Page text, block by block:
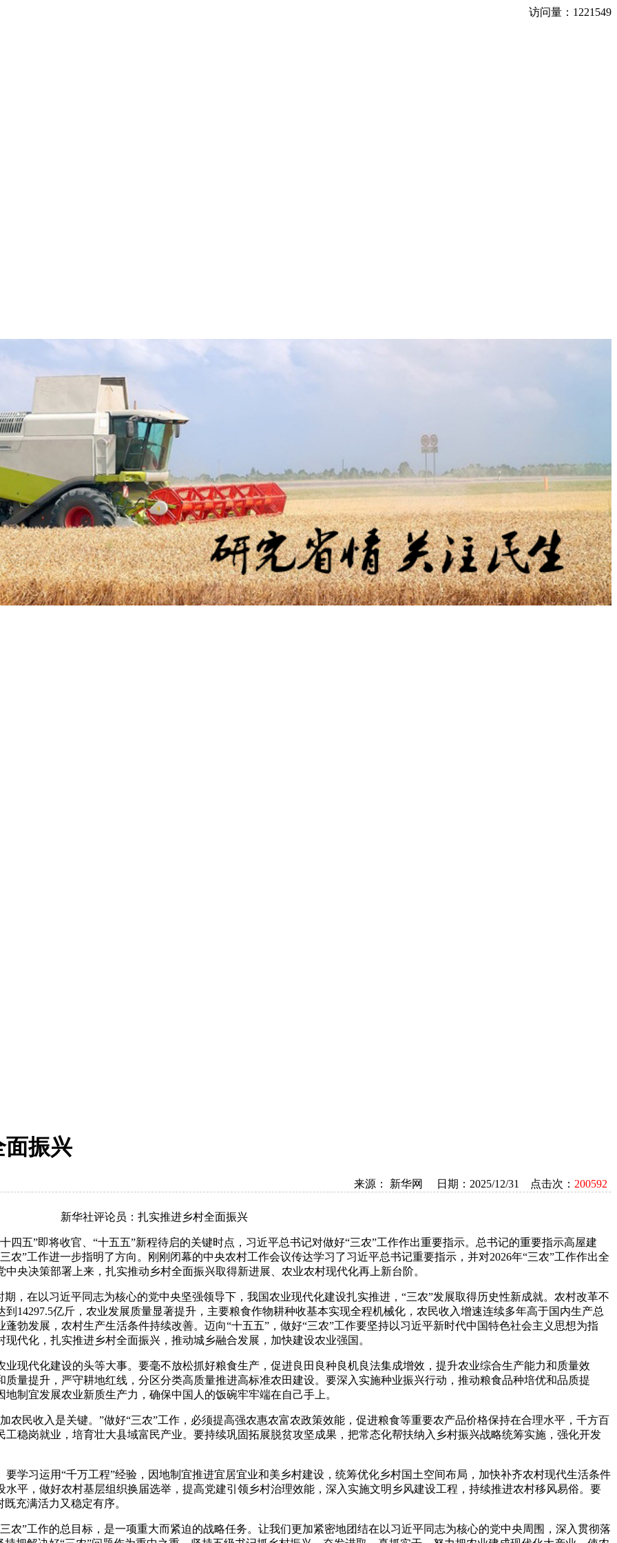
访问量： 1221549
面振兴
来源： 新华网 日期：2025/12/31 点击次： 200592
新华社评论员：扎实推进乡村全面振兴
五”即将收官、“十五五”新程待启的关键时点，习近平总书记对做好“三农”工作作出重要指示。总书记的重要指示高屋建
农”工作进一步指明了方向。刚刚闭幕的中央农村工作会议传达学习了习近平总书记重要指示，并对2026年“三农”工作作出全
央决策部署上来，扎实推动乡村全面振兴取得新进展、农业农村现代化再上新台阶。
在以习近平同志为核心的党中央坚强领导下，我国农业现代化建设扎实推进，“三农”发展取得历史性新成就。农村改革不
14297.5亿斤，农业发展质量显著提升，主要粮食作物耕种收基本实现全程机械化，农民收入增速连续多年高于国内生产总
勃发展，农村生产生活条件持续改善。迈向“十五五”，做好“三农”工作要坚持以习近平新时代中国特色社会主义思想为指
代化，扎实推进乡村全面振兴，推动城乡融合发展，加快建设农业强国。
代化建设的头等大事。要毫不放松抓好粮食生产，促进良田良种良机良法集成增效，提升农业综合生产能力和质量效
量提升，严守耕地红线，分区分类高质量推进高标准农田建设。要深入实施种业振兴行动，推动粮食品种培优和品质提
制宜发展农业新质生产力，确保中国人的饭碗牢牢端在自己手上。
收入是关键。”做好“三农”工作，必须提高强农惠农富农政策效能，促进粮食等重要农产品价格保持在合理水平，千方百
稳岗就业，培育壮大县域富民产业。要持续巩固拓展脱贫攻坚成果，把常态化帮扶纳入乡村振兴战略统筹实施，强化开发
习运用“千万工程”经验，因地制宜推进宜居宜业和美乡村建设，统筹优化乡村国土空间布局，加快补齐农村现代生活条件
平，做好农村基层组织换届选举，提高党建引领乡村治理效能，深入实施文明乡风建设工程，持续推进农村移风易俗。要
充满活力又稳定有序。
工作的总目标，是一项重大而紧迫的战略任务。让我们更加紧密地团结在以习近平同志为核心的党中央周围，深入贯彻落